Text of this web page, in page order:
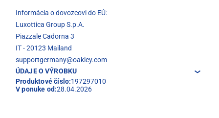
Informácia o dovozcovi do EÚ:
Luxottica Group S.p.A.
Piazzale Cadorna 3
IT - 20123 Mailand
supportgermany@oakley.com
ÚDAJE O VÝROBKU
Produktové číslo:197297010
V ponuke od:28.04.2026